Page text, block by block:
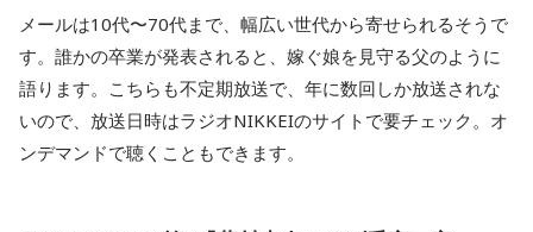
メールは10代〜70代まで、幅広い世代から寄せられるそうで
す。誰かの卒業が発表されると、嫁ぐ娘を見守る父のように
語ります。こちらも不定期放送で、年に数回しか放送されな
いので、放送日時はラジオNIKKEIのサイトで要チェック。オ
ンデマンドで聴くこともできます。